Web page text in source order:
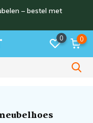
– bestel met
0 0